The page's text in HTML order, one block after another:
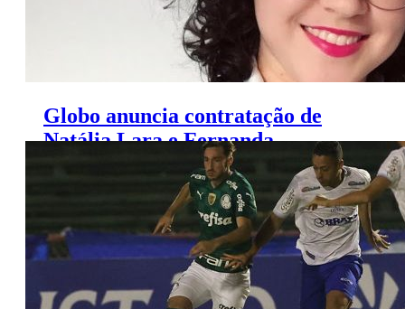
Globo anuncia contratação de
Natália Lara e Fernanda